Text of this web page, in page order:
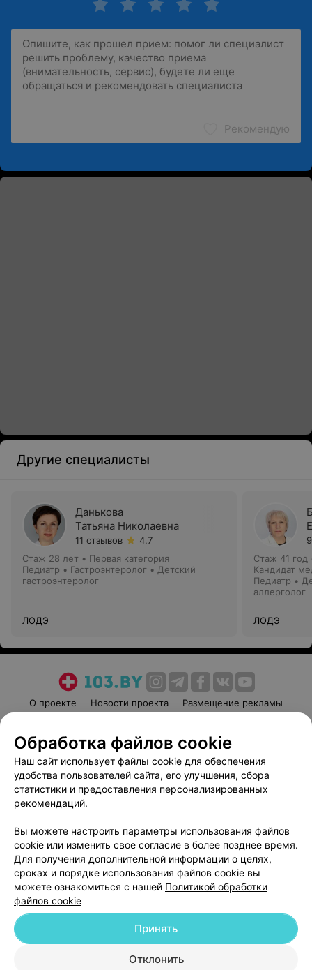
Рекомендую
Другие специалисты
Данькова
Татьяна Николаевна
11 отзывов
4.7
Стаж 28 лет • Первая категория
Педиатр • Гастроэнтеролог • Детский
гастроэнтеролог
ЛОДЭ
Стаж 41 год
Кандидат
Педиатр •
аллерголог
ЛОДЭ
О проекте Новости проекта
Размещение рекламы
Пользовательское соглашение
Способы оплаты
Вакансии
Партнеры
Написать руководителю 103.by
Обработка персональных данных
© 2026 ООО «Артокс Лаб», УНП 191700409
| 220012, Республика Беларусь,
Обработка файлов cookie
Наш сайт использует файлы cookie для обеспечения
удобства пользователей сайта, его улучшения, сбора
статистики и предоставления персонализированных
рекомендаций.
Вы можете настроить параметры использования файлов
cookie или изменить свое согласие в более позднее время.
Для получения дополнительной информации о целях,
сроках и порядке использования файлов cookie вы
можете ознакомиться с нашей Политикой обработки
файлов cookie
Отклонить
Принять